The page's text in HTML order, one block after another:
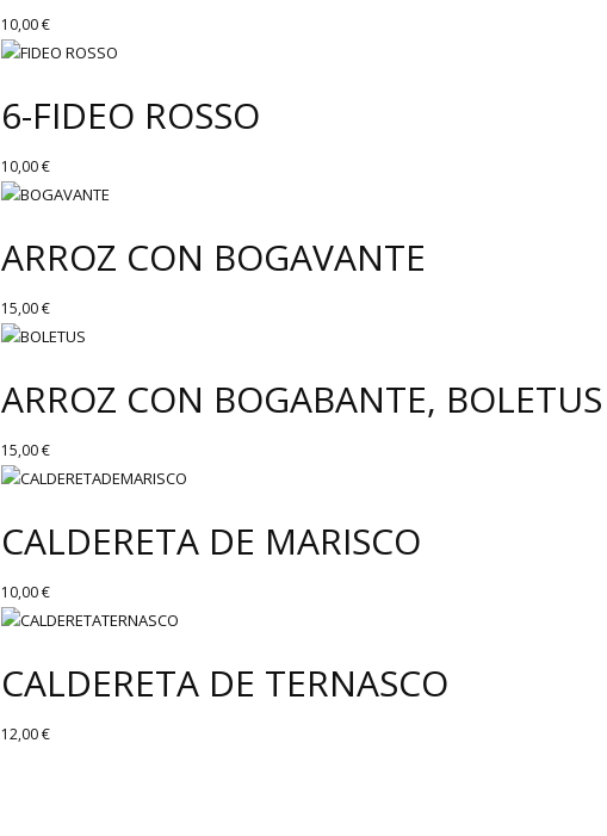
10,00€
6-FIDEO ROSSO
10,00€
ARROZ CON BOGAVANTE
15,00€
ARROZ CON BOGABANTE,
15,00€
CALDERETA DE MARISCO
10,00€
CALDERETA DE TERNASCO
12,00€